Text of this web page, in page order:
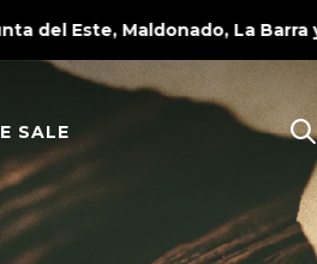
Maldonado, La
SALE